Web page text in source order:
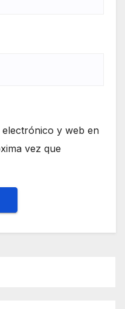
y web en
vez que